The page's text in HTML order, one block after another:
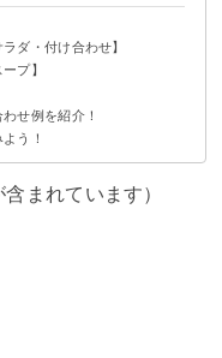
ダ・付け合わせ】
プ】
せ例を紹介！
食べたい人におすすめ～
ずに料理を準備したい人におす
ばれる献立を作りたい人におす
う！
まれています）